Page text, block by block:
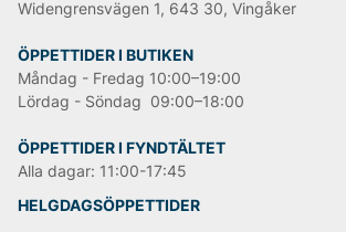
Widengrensvägen 1, 643 30, Vingåker
ÖPPETTIDER I BUTIKEN
Måndag - Fredag 10:00–19:00
Lördag - Söndag 09:00–18:00
ÖPPETTIDER I FYNDTÄLTET
Alla dagar: 11:00-17:45
HELGDAGSÖPPETTIDER